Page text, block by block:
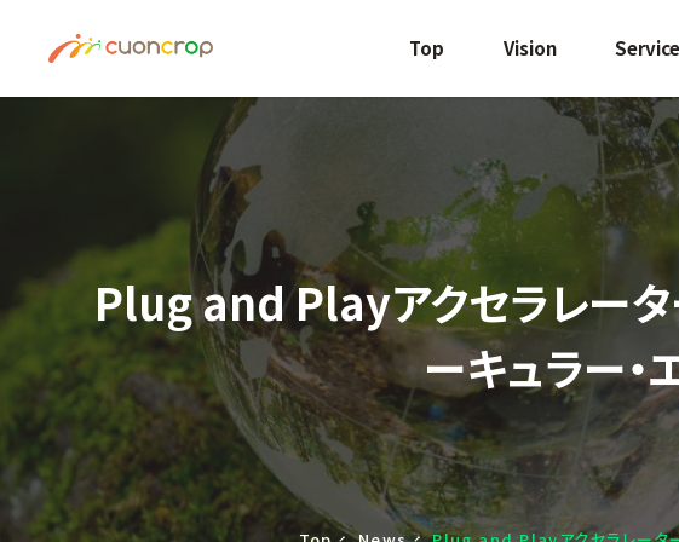
Top Vision Service
Plug and Playアクセラレータ
ーキュラー・